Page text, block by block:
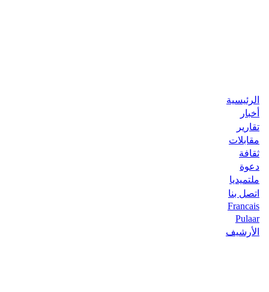
الرئيسية
أخبار
تقارير
مقابلات
ثقافة
دعوة
ملتميديا
اتصل بنا
Francais
Pulaar
الأرشيف